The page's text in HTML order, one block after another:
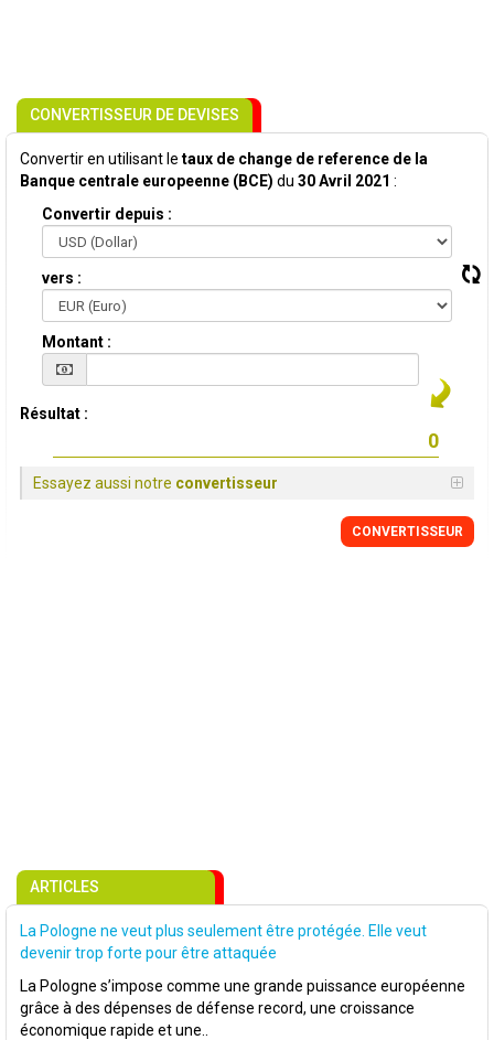
CONVERTISSEUR DE DEVISES
Convertir en utilisant le taux de change de reference de la
Banque centrale europeenne (BCE) du 30 Avril 2021 :
Convertir depuis :
vers :
Montant :
Résultat :
Essayez aussi notre convertisseur
CONVERTISSEUR
ARTICLES
La Pologne ne veut plus seulement être protégée. Elle veut
devenir trop forte pour être attaquée
La Pologne s’impose comme une grande puissance européenne
grâce à des dépenses de défense record, une croissance
économique rapide et une..